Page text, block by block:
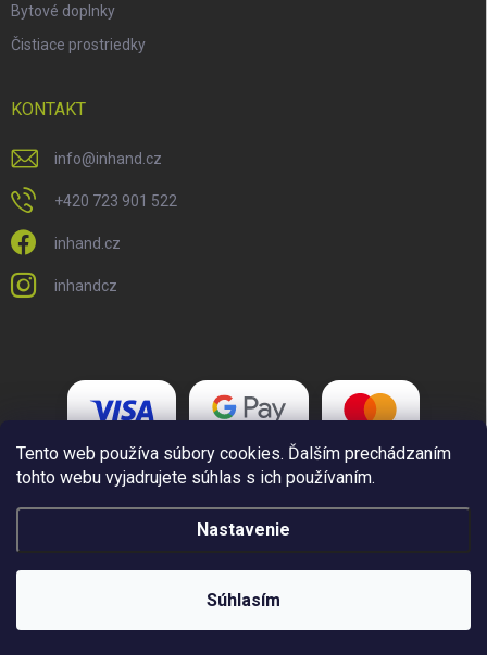
Tento web používa súbory cookies. Ďalším prechádzaním
tohto webu vyjadrujete súhlas s ich používaním.
Nastavenie
Súhlasím
Bytové doplnky
Čistiace prostriedky
KONTAKT
info@inhand.cz
+420 723 901 522
inhand.cz
inhandcz
Copyright 2026Inhand.cz. Všetky práva vyhradené.Upraviť nastavenie
cookies